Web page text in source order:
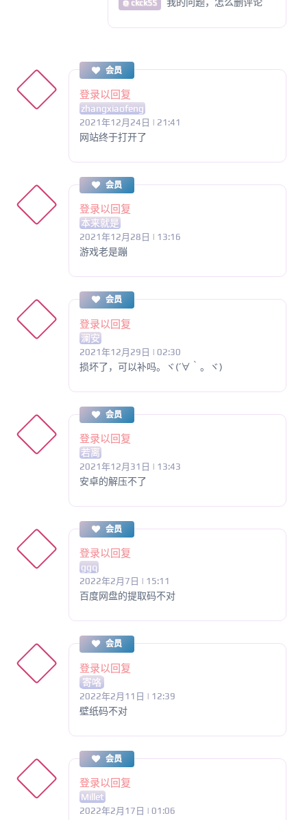
@ ckck55 我的问题，怎么删评论
会员
登录以回复
zhangxiaofeng
2021年12月24日 | 21:41
网站终于打开了
会员
登录以回复
本来就是
2021年12月28日 | 13:16
游戏老是蹦
会员
登录以回复
澜安
2021年12月29日 | 02:30
损坏了，可以补吗。ヾ(´∀｀。ヾ)
会员
登录以回复
若离
2021年12月31日 | 13:43
安卓的解压不了
会员
登录以回复
ggq
2022年2月7日 | 15:11
百度网盘的提取码不对
会员
登录以回复
寄咯
2022年2月11日 | 12:39
壁纸码不对
会员
登录以回复
Millet
2022年2月17日 | 01:06